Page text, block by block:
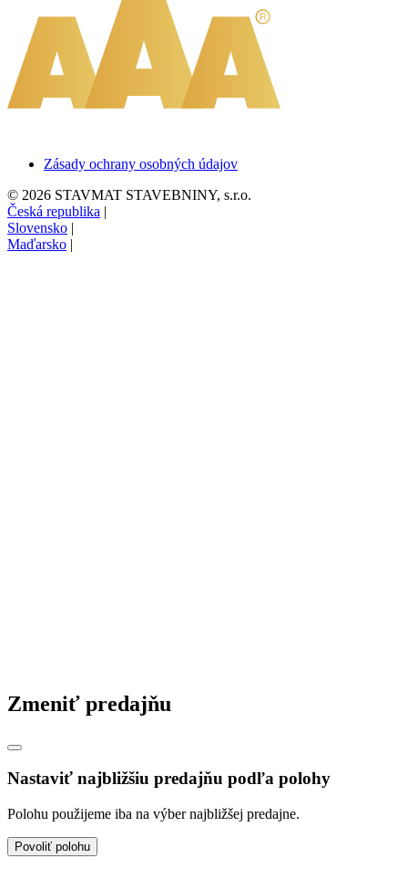
Zásady ochrany osobných údajov
© 2026 STAVMAT STAVEBNINY, s.r.o.
Česká republika |
Slovensko |
Maďarsko |
Zmeniť predajňu
Nastaviť najbližšiu predajňu podľa polohy
Polohu použijeme iba na výber najbližšej predajne.
Povoliť polohu